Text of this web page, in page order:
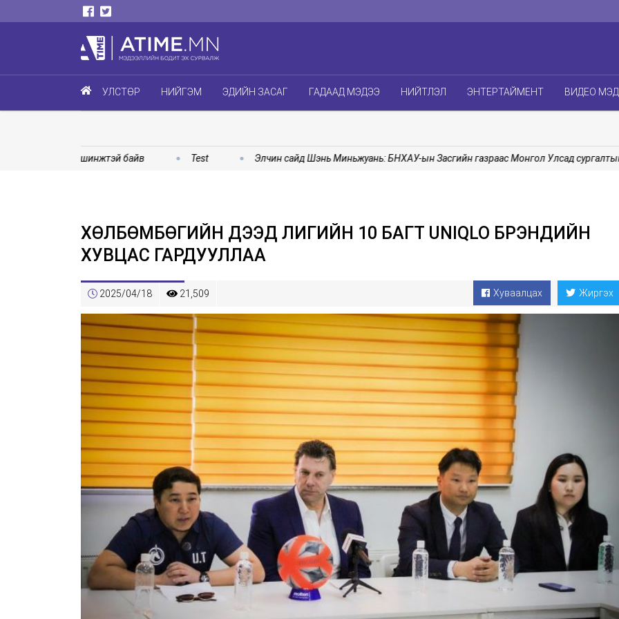
УЛСТӨР НИЙГЭМ ЭДИЙН ЗАСАГ ГАДААД МЭДЭЭ НИЙТЛЭЛ ЭНТЕРТАЙМЕНТ ВИДЕО
хэргийн шинжтэй байв Test Элчин сайд Шэнь Миньжуань: БНХАУ-ын Засгийн газраас Монгол Улсад сургалтын
ХӨЛБӨМБӨГИЙН ДЭЭД ЛИГИЙН 10 БАГТ UNIQLO БРЭНДИЙН
ХУВЦАС ГАРДУУЛЛАА
2025/04/18 21,509 Хуваалцах Жиргэх